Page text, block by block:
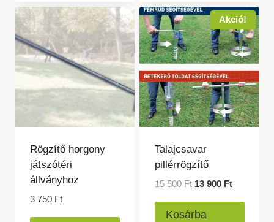
Rögzítő horgony
játszótéri
állványhoz
3 750 Ft
Akció!
Talajcsavar
pillérrögzítő
15 500Ft Original
was:
13 900 FtCurrent
Kosárba